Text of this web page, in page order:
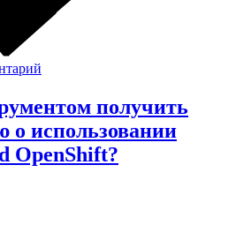
получить
использовании
OpenShift?